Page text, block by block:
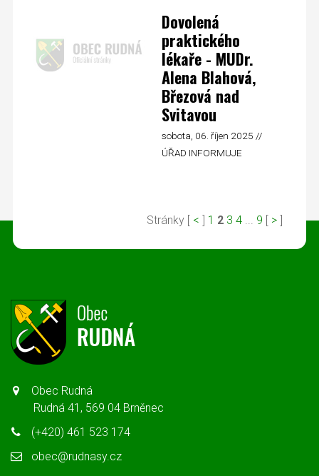
Dovolená
praktického
lékaře - MUDr.
Alena Blahová,
Březová nad
Svitavou
sobota, 06. říjen 2025 //
ÚŘAD INFORMUJE
Stránky [ < 1 2 3 4 ... 9 >
Obec Rudná
Rudná 41, 569 04 Brněnec
(+420) 461 523 174
obec@rudnasy.cz